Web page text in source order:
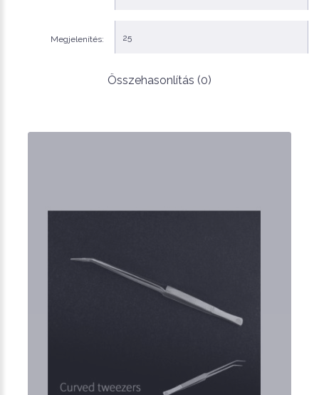
Megjelenítés:
Összehasonlítás (0)